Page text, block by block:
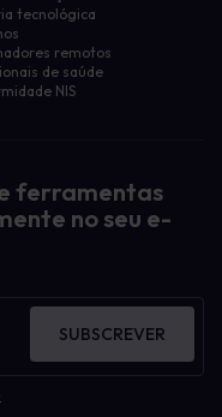
tecnológica
remotos
de saúde
NIS
ferramentas
no seu e-
SUBSCREVER